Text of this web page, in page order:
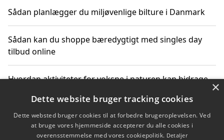
Sådan planlægger du miljøvenlige bilture i Danmark
Sådan kan du shoppe bæredygtigt med singles day
tilbud online
Hvordan aktiviteter for voksne i naturen kan bidrage
Sådan planlægger du dine vigtige datoer for CO2-
reduktion
×
Dette website bruger tracking cookies
Dette websted bruger cookies til at forbedre brugeroplevelsen. Ved
at bruge vores hjemmeside accepterer du alle cookies i
overensstemmelse med vores cookiepolitik. Detaljer